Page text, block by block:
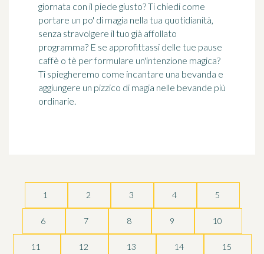
giornata con il piede giusto? Ti chiedi come
portare un po' di magia nella tua quotidianità,
senza stravolgere il tuo già affollato
programma? E se approfittassi delle tue pause
caffè o tè per formulare un'intenzione magica?
Ti spiegheremo come incantare una bevanda e
aggiungere un pizzico di magia nelle bevande più
ordinarie.
1 2 3 4 5
6 7 8 9 10
11 12 13 14 15